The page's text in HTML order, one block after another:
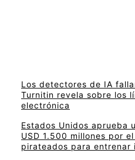
Los detectores de IA
Turnitin revela sobre los
electrónica
Estados Unidos aprueba
USD 1.500 millones por
pirateados para